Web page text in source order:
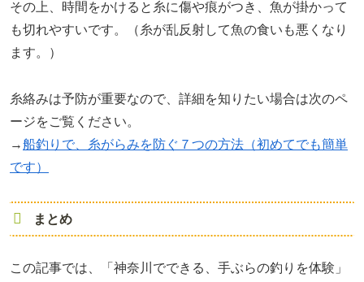
その上、時間をかけると糸に傷や痕がつき、魚が掛かって
も切れやすいです。（糸が乱反射して魚の食いも悪くなり
ます。）
糸絡みは予防が重要なので、詳細を知りたい場合は次のペ
ージをご覧ください。
→船釣りで、糸がらみを防ぐ７つの方法（初めてでも簡単
です）
まとめ
この記事では、「神奈川でできる、手ぶらの釣りを体験」